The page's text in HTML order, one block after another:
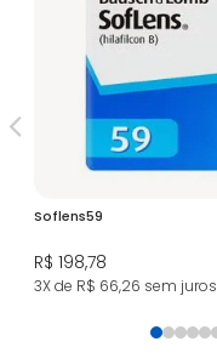
Soflens59
R$ 198,78
3X de R$ 66,26 sem juros